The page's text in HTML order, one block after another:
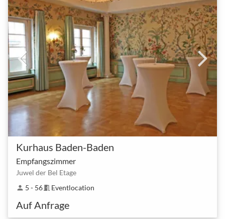
Kurhaus Baden-Baden
Empfangszimmer
Juwel der Bel Etage
person 5 - 56meeting_room Eventlocation
Auf Anfrage